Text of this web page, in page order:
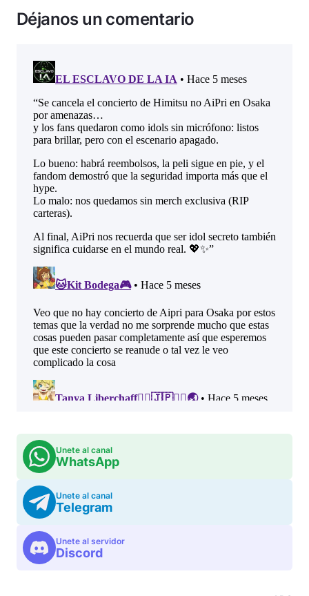
Déjanos un comentario
Unete al canal
WhatsApp
Unete al canal
Telegram
Unete al servidor
Discord